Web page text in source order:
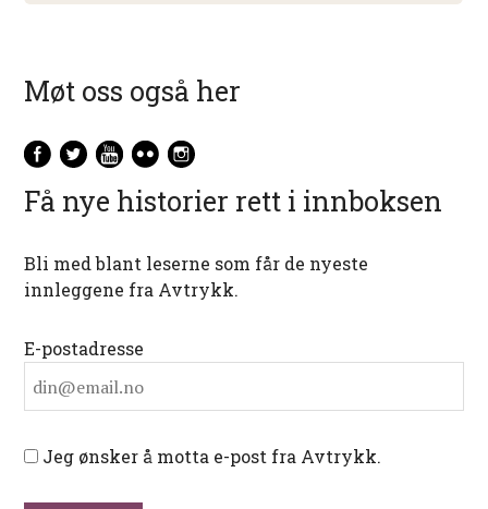
Møt oss også her
Få nye historier rett i innboksen
Bli med blant leserne som får de nyeste
innleggene fra Avtrykk.
E-postadresse
Jeg ønsker å motta e-post fra Avtrykk.